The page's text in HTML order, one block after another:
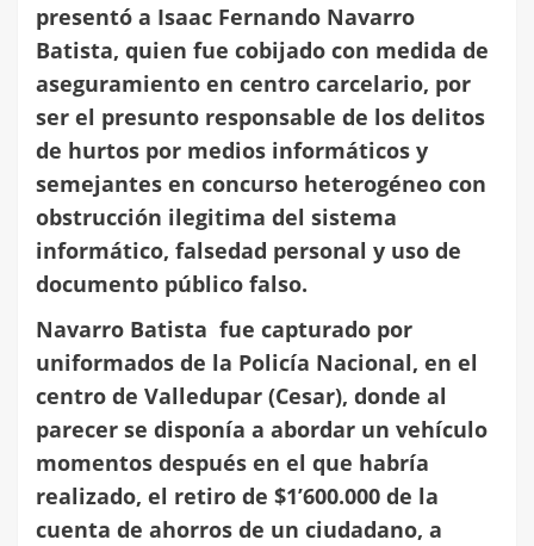
presentó a Isaac Fernando Navarro
Batista, quien fue cobijado con medida de
aseguramiento en centro carcelario, por
ser el presunto responsable de los delitos
de hurtos por medios informáticos y
semejantes en concurso heterogéneo con
obstrucción ilegitima del sistema
informático, falsedad personal y uso de
documento público falso.
Navarro Batista fue capturado por
uniformados de la Policía Nacional, en el
centro de Valledupar (Cesar), donde al
parecer se disponía a abordar un vehículo
momentos después en el que habría
realizado, el retiro de $1’600.000 de la
cuenta de ahorros de un ciudadano, a